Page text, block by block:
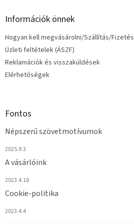
Információk önnek
Hogyan kell megvásárolni/Szállítás/Fizetés
Üzleti feltételek (ÁSZF)
Reklamációk és visszaküldések
Elérhetőségek
Fontos
Népszerű szövetmotívumok
2025.9.3
A vásárlóink
2023.4.18
Cookie-politika
2023.4.4